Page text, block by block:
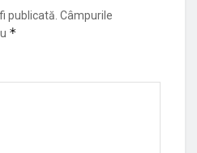
publicată. Câmpurile
*